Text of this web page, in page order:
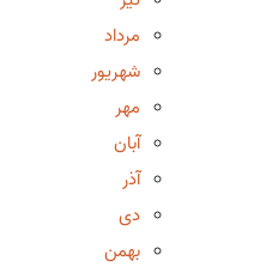
مرداد
شهریور
مهر
آبان
آذر
دی
بهمن